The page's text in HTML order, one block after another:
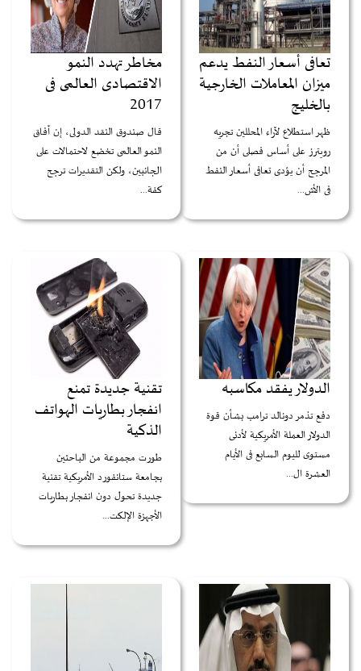
تعافى أسعار النفط يدعم
ميزان المعاملات الخارجية
بالخليج
ظهر استطلاع لآراء المحللين تجريه
رويترز على أساس فصلى أن من
المرجح أن يؤدى تعافى أسعار النفط
فى الأش...
مخاطر تهدد النمو
الاقتصادى العالمى فى
2017
قال صندوق النقد الدولى، إن آفاق
النمو العالمى تخضع لاحتمالات على
الجانبين، ولكن التقديرات ترجح
كفة...
الدولار يفقد مكاسبه
دفع تذمر دونالد ترامب بشأن قوة
الدولار العملة الأمريكية لأدنى
مستوى لليوم السابع فى الأيام
العشرة ال...
تقنية جديدة تمنع
انفجار بطاريات الهواتف
الذكية
طورت مجموعة من الباحثين
بجامعة ستانفورد الأمريكية تقنية
جديدة تحول دون انفجار بطاريات
الأجهزة الإلكت...